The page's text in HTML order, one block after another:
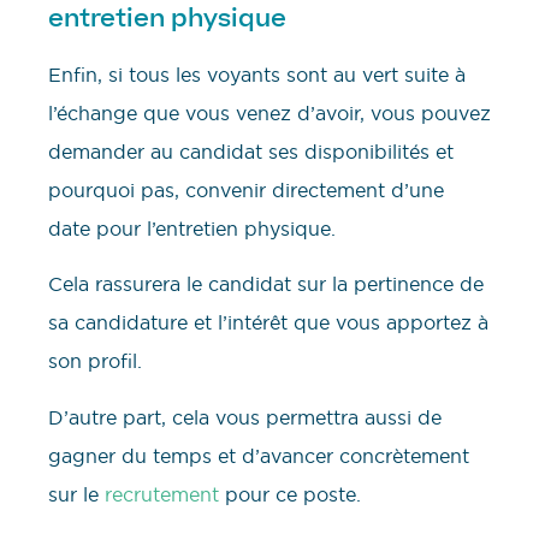
entretien physique
Enfin, si tous les voyants sont au vert suite à
l’échange que vous venez d’avoir, vous pouvez
demander au candidat ses disponibilités et
pourquoi pas, convenir directement d’une
date pour l’entretien physique.
Cela rassurera le candidat sur la pertinence de
sa candidature et l’intérêt que vous apportez à
son profil.
D’autre part, cela vous permettra aussi de
gagner du temps et d’avancer concrètement
sur le recrutement pour ce poste.